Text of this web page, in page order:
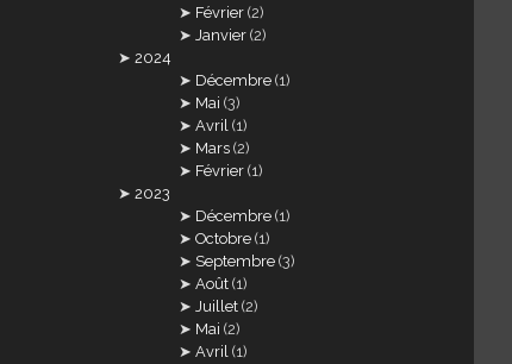
Février (2)
Janvier (2)
2024
Décembre (1)
Mai (3)
Avril (1)
Mars (2)
Février (1)
2023
Décembre (1)
Octobre (1)
Septembre (3)
Août (1)
Juillet (2)
Mai (2)
Avril (1)